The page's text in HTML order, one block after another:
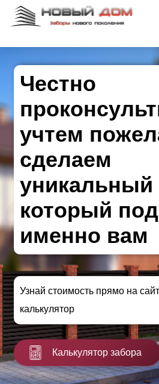
Честно
учтем
сделаем
уникальный
который
именно вам
Узнай стоимость прямо на
калькулятор
Калькулятор забора